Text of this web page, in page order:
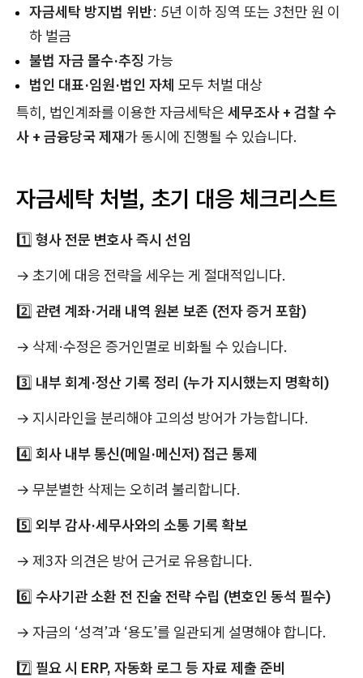
자금세탁 방지법 위반: 5년 이하 징역 또는 3천만 원 이
하 벌금
불법 자금 몰수·추징 가능
법인 대표·임원·법인 자체 모두 처벌 대상
특히, 법인계좌를 이용한 자금세탁은 세무조사 + 검찰 수
사 + 금융당국 제재가 동시에 진행될 수 있습니다.
자금세탁 처벌, 초기 대응 체크리스트
1️⃣ 형사 전문 변호사 즉시 선임
→ 초기에 대응 전략을 세우는 게 절대적입니다.
2️⃣ 관련 계좌·거래 내역 원본 보존 (전자 증거 포함)
→ 삭제·수정은 증거인멸로 비화될 수 있습니다.
3️⃣ 내부 회계·정산 기록 정리 (누가 지시했는지 명확히)
→ 지시라인을 분리해야 고의성 방어가 가능합니다.
4️⃣ 회사 내부 통신(메일·메신저) 접근 통제
→ 무분별한 삭제는 오히려 불리합니다.
5️⃣ 외부 감사·세무사와의 소통 기록 확보
→ 제3자 의견은 방어 근거로 유용합니다.
6️⃣ 수사기관 소환 전 진술 전략 수립 (변호인 동석 필수)
→ 자금의 ‘성격’과 ‘용도’를 일관되게 설명해야 합니다.
7️⃣ 필요 시 ERP, 자동화 로그 등 자료 제출 준비